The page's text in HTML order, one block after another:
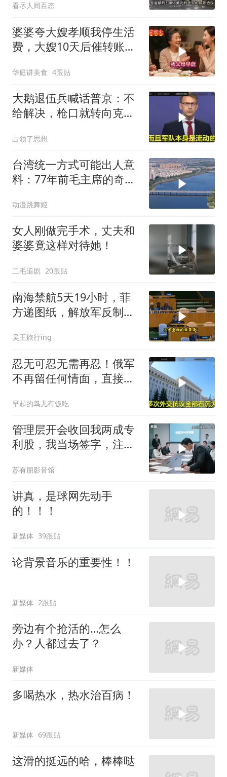
看尽人间百态
婆婆夸大嫂孝顺我停生活
费，大嫂10天后催转账，
华庭讲美食 4跟贴
大鹅退伍兵喊话普京：不
给解决，枪口就转向克里
占领了思想
台湾统一方式可能出人意
料：77年前毛主席的奇
动漫跳舞姬
女人刚做完手术，丈夫和
婆婆竟这样对待她！
二毛追剧 20跟贴
南海禁航5天19小时，菲
方递图纸，解放军反制组
吴王旅行ing
忍无可忍无需再忍！俄军
不再留任何情面，直接炸
早起的鸟儿有饭吃
管理层开会收回我两成专
利股，我当场签字，注销
苏有朋影音馆
讲真，是球网先动手
的！！！
新媒体 39跟贴
论背景音乐的重要性！！
新媒体 2跟贴
旁边有个抢活的…怎么
办？人都过去了？
新媒体
多喝热水，热水治百病！
新媒体 69跟贴
这滑的挺远的哈，棒棒哒